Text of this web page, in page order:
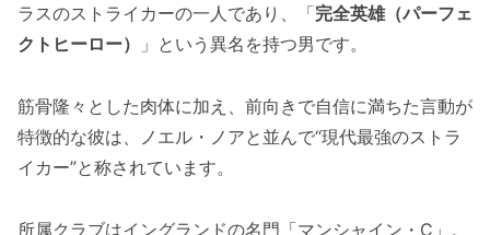
ラスのストライカーの一人であり、「完全英雄（パーフェ
クトヒーロー）
」という異名を持つ男です。
筋骨隆々とした肉体に加え、前向きで自信に満ちた言動が
特徴的な彼は、ノエル・ノアと並んで“現代最強のストラ
イカー”と称されています。
所属クラブはイングランドの名門「マンシャイン・C」。